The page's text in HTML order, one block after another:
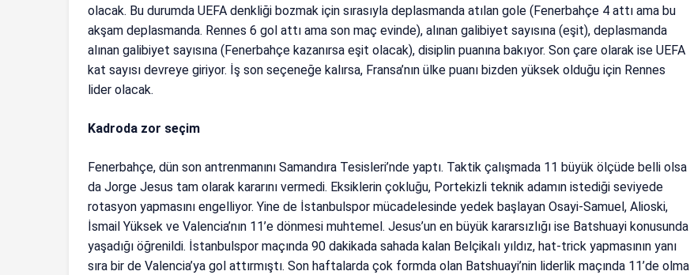
olacak. Bu durumda UEFA denkliği bozmak için sırasıyla deplasmanda atılan gole (Fenerbahçe 4 attı ama bu
akşam deplasmanda. Rennes 6 gol attı ama son maç evinde), alınan galibiyet sayısına (eşit), deplasmanda
alınan galibiyet sayısına (Fenerbahçe kazanırsa eşit olacak), disiplin puanına bakıyor. Son çare olarak ise UEFA
kat sayısı devreye giriyor. İş son seçeneğe kalırsa, Fransa’nın ülke puanı bizden yüksek olduğu için Rennes
lider olacak.
Kadroda zor seçim
Fenerbahçe, dün son antrenmanını Samandıra Tesisleri’nde yaptı. Taktik çalışmada 11 büyük ölçüde belli olsa
da Jorge Jesus tam olarak kararını vermedi. Eksiklerin çokluğu, Portekizli teknik adamın istediği seviyede
rotasyon yapmasını engelliyor. Yine de İstanbulspor mücadelesinde yedek başlayan Osayi-Samuel, Alioski,
İsmail Yüksek ve Valencia’nın 11’e dönmesi muhtemel. Jesus’un en büyük kararsızlığı ise Batshuayi konusunda
yaşadığı öğrenildi. İstanbulspor maçında 90 dakikada sahada kalan Belçikalı yıldız, hat-trick yapmasının yanı
sıra bir de Valencia’ya gol attırmıştı. Son haftalarda çok formda olan Batshuayi’nin liderlik maçında 11’de olma